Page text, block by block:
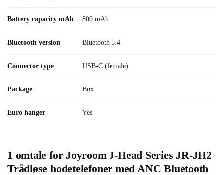
Battery capacity mAh 800 mAh
Bluetooth version Bluetooth 5.4
Connector type USB-C (female)
Package Box
Euro hanger Yes
1 omtale for Joyroom J-Head Series JR-JH2
Trådløse hodetelefoner med ANC Bluetooth